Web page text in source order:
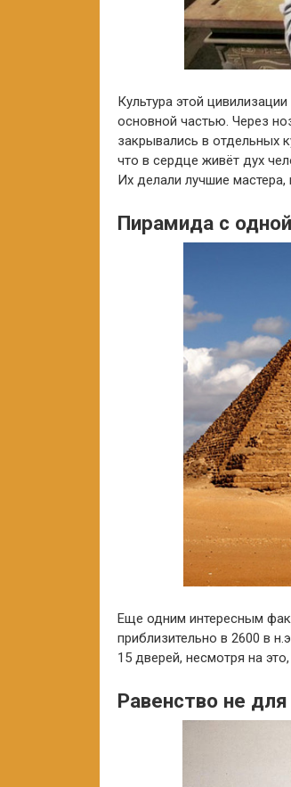
Культура этой
основной частью. Через
закрывались в отдельных
что в сердце живёт дух
Их делали лучшие
Пирамида с
Еще одним интересным
приблизительно в 2600 в
15 дверей, несмотря на
Равенство не для